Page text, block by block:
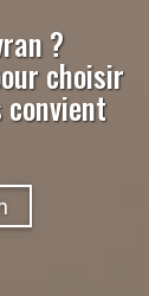
?
choisir